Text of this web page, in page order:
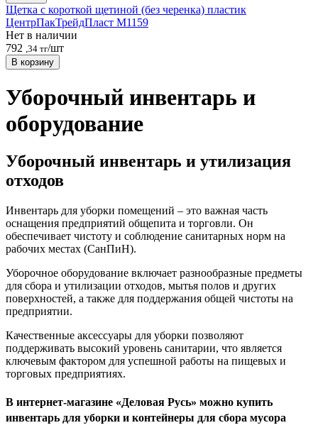
Щетка с короткой щетиной (без черенка) пластик
ЦентрПакТрейдПласт М1159
Нет в наличии
792 ,34 тг/шт
В корзину
Уборочный инвентарь и
оборудование
Уборочный инвентарь и утилизация
отходов
Инвентарь для уборки помещений – это важная часть
оснащения предприятий общепита и торговли. Он
обеспечивает чистоту и соблюдение санитарных норм на
рабочих местах (СанПиН).
Уборочное оборудование включает разнообразные предметы
для сбора и утилизации отходов, мытья полов и других
поверхностей, а также для поддержания общей чистоты на
предприятии.
Качественные аксессуары для уборки позволяют
поддерживать высокий уровень санитарии, что является
ключевым фактором для успешной работы на пищевых и
торговых предприятиях.
В интернет-магазине «Деловая Русь» можно купить
инвентарь для уборки и контейнеры для сбора мусора